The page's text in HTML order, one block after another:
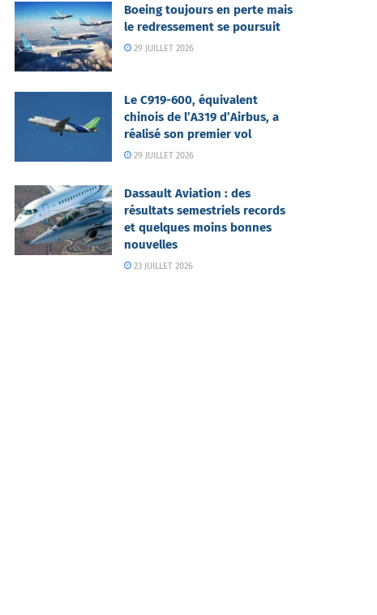
Boeing toujours en perte mais
le redressement se poursuit
29 JUILLET 2026
Le C919-600, équivalent
chinois de l’A319 d’Airbus, a
réalisé son premier vol
29 JUILLET 2026
Dassault Aviation : des
résultats semestriels records
et quelques moins bonnes
nouvelles
23 JUILLET 2026